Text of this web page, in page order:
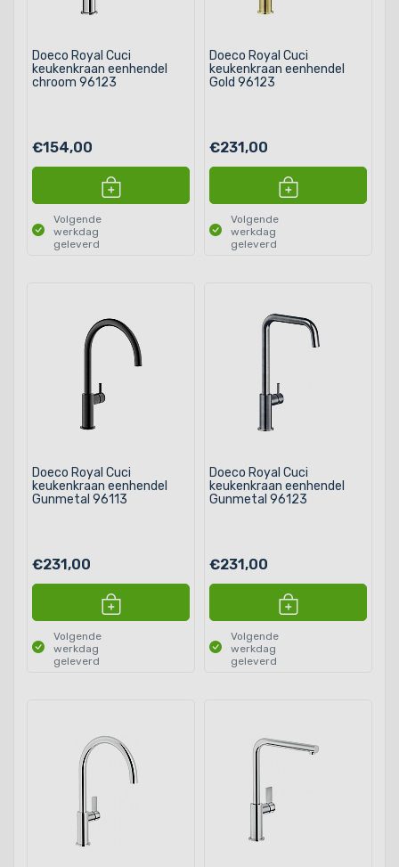
Doeco Royal Cuci
keukenkraan eenhendel
chroom 96123
€154,00
Volgende
werkdag
geleverd
Doeco Royal Cuci
keukenkraan eenhendel
Gold 96123
€231,00
Volgende
werkdag
geleverd
Doeco Royal Cuci
keukenkraan eenhendel
Gunmetal 96113
€231,00
Volgende
werkdag
geleverd
Doeco Royal Cuci
keukenkraan eenhendel
Gunmetal 96123
€231,00
Volgende
werkdag
geleverd